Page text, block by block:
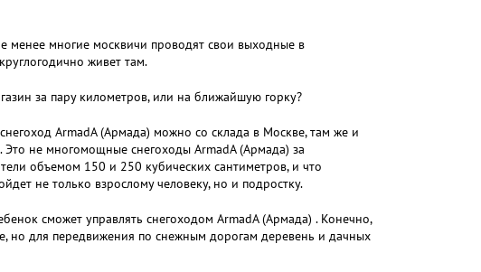
многие москвичи проводят свои выходные в
живет там.
за пару километров, или на ближайшую горку?
ArmadA (Армада) можно со склада в Москве, там же и
не многомощные снегоходы ArmadA (Армада) за
объемом 150 и 250 кубических сантиметров, и что
не только взрослому человеку, но и подростку.
сможет управлять снегоходом ArmadA (Армада) . Конечно,
но для передвижения по снежным дорогам деревень и дачных